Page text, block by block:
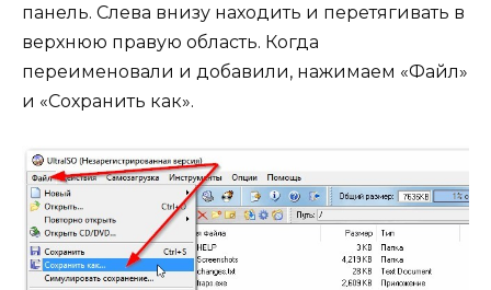
панель. Слева внизу находить и перетягивать в
верхнюю правую область. Когда
переименовали и добавили, нажимаем «Файл»
и «Сохранить как».